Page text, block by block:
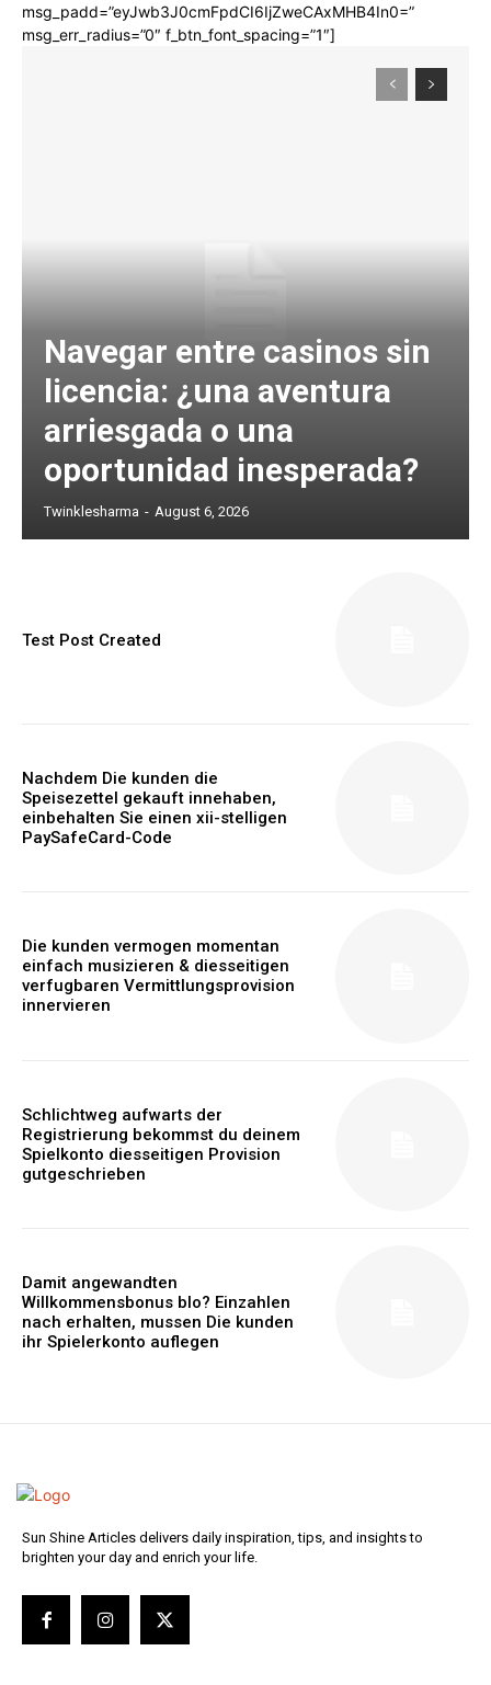
msg_padd=”eyJwb3J0cmFpdCI6IjZweCAxMHB4In0=”
msg_err_radius=”0″ f_btn_font_spacing=”1″]
Navegar entre casinos sin
licencia: ¿una aventura
arriesgada o una
oportunidad inesperada?
Twinklesharma - August 6, 2026
Test Post Created
Nachdem Die kunden die
Speisezettel gekauft innehaben,
einbehalten Sie einen xii-stelligen
PaySafeCard-Code
Die kunden vermogen momentan
einfach musizieren & diesseitigen
verfugbaren Vermittlungsprovision
innervieren
Schlichtweg aufwarts der
Registrierung bekommst du deinem
Spielkonto diesseitigen Provision
gutgeschrieben
Damit angewandten
Willkommensbonus blo? Einzahlen
nach erhalten, mussen Die kunden
ihr Spielerkonto auflegen
Sun Shine Articles delivers daily inspiration, tips, and insights to
brighten your day and enrich your life.